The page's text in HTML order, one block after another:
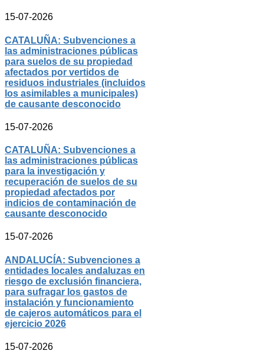
15-07-2026
CATALUÑA: Subvenciones a
las administraciones públicas
para suelos de su propiedad
afectados por vertidos de
residuos industriales (incluidos
los asimilables a municipales)
de causante desconocido
15-07-2026
CATALUÑA: Subvenciones a
las administraciones públicas
para la investigación y
recuperación de suelos de su
propiedad afectados por
indicios de contaminación de
causante desconocido
15-07-2026
ANDALUCÍA: Subvenciones a
entidades locales andaluzas en
riesgo de exclusión financiera,
para sufragar los gastos de
instalación y funcionamiento
de cajeros automáticos para el
ejercicio 2026
15-07-2026